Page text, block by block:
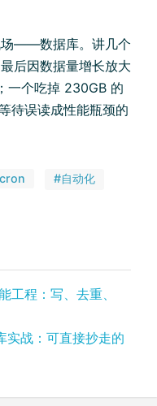
场——数据库。讲几个
后因数据量增长放大
一个吃掉 230GB 的
待误读成性能瓶颈的
#自动化
程：写、去重、
战：可直接抄走的